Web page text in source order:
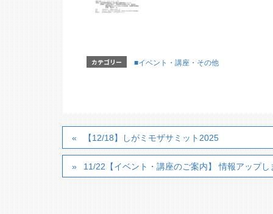
カテゴリー ■イベント・講座・その他
【12/18】しがミモザサミット2025
11/22【イベント・講座のご案内】 情報アップし